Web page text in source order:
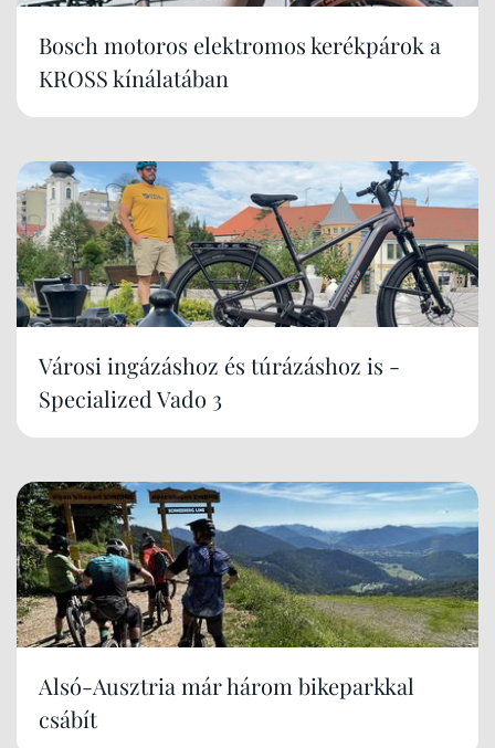
Bosch motoros elektromos kerékpárok a
KROSS kínálatában
Városi ingázáshoz és túrázáshoz is -
Specialized Vado 3
Alsó-Ausztria már három bikeparkkal
csábít